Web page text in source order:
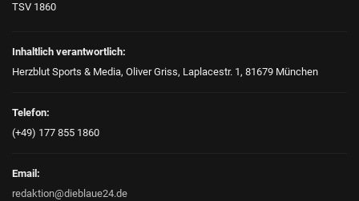
TSV 1860
Inhaltlich verantwortlich:
Herzblut Sports & Media, Oliver Griss, Laplacestr. 1, 81679 München
Telefon:
(+49) 177 855 1860
Email:
redaktion@dieblaue24.de